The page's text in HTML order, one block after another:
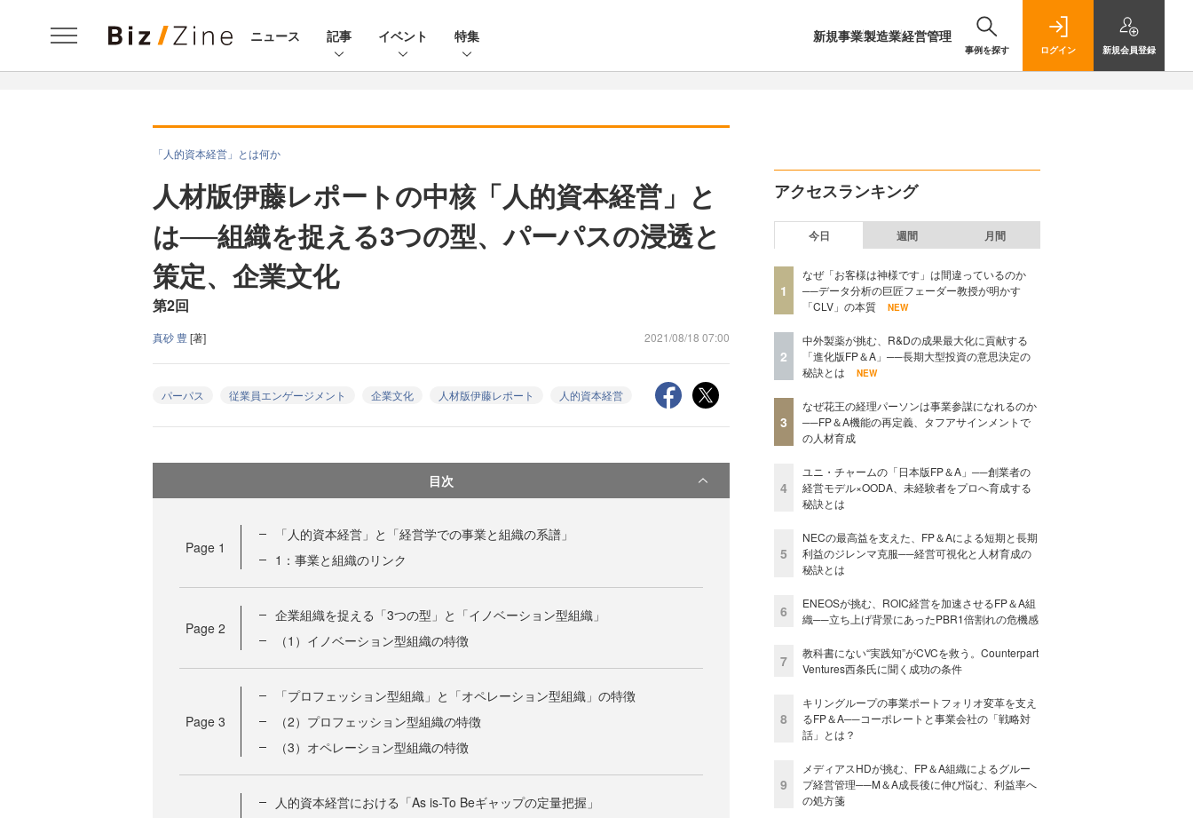
ニュース 記事 イベント 特集 新規事業製造業経営管理
事例を探す ログイン 新規会員登録
「人的資本経営」とは何か
人材版伊藤レポートの中核「人的資本経営」と
は──組織を捉える3つの型、パーパスの浸透と
策定、企業文化
第2回
真砂 豊 [著] 2021/08/18 07:00
パーパス 従業員エンゲージメント 企業文化 人材版伊藤レポート 人的資本経営
目次
Page 1
「人的資本経営」と「経営学での事業と組織の系譜」
1：事業と組織のリンク
Page 2
企業組織を捉える「3つの型」と「イノベーション型組織」
（1）イノベーション型組織の特徴
Page 3
「プロフェッション型組織」と「オペレーション型組織」の特徴
（2）プロフェッション型組織の特徴
（3）オペレーション型組織の特徴
人的資本経営における「As is-To Beギャップの定量把握」
アクセスランキング
今日 週間 月間
1
なぜ「お客様は神様です」は間違っているのか
──データ分析の巨匠フェーダー教授が明かす
「CLV」の本質
NEW
2
中外製薬が挑む、R&Dの成果最大化に貢献する
「進化版FP＆A」──長期大型投資の意思決定の
秘訣とは
NEW
3
なぜ花王の経理パーソンは事業参謀になれるのか
──FP＆A機能の再定義、タフアサインメントで
の人材育成
4
ユニ・チャームの「日本版FP＆A」──創業者の
経営モデル×OODA、未経験者をプロへ育成する
秘訣とは
5
NECの最高益を支えた、FP＆Aによる短期と長期
利益のジレンマ克服──経営可視化と人材育成の
秘訣とは
6
ENEOSが挑む、ROIC経営を加速させるFP＆A組
織──立ち上げ背景にあったPBR1倍割れの危機感
7
教科書にない“実践知”がCVCを救う。Counterpart
Ventures西条氏に聞く成功の条件
8
キリングループの事業ポートフォリオ変革を支え
るFP＆A──コーポレートと事業会社の「戦略対
話」とは？
9
メディアスHDが挑む、FP＆A組織によるグルー
プ経営管理──M＆A成長後に伸び悩む、利益率へ
の処方箋